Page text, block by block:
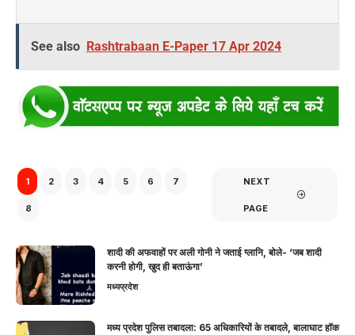
See also Rashtrabaan E-Paper 17 Apr 2024
1 2 3 4 5 6 7
8
NEXT
PAGE
शादी की अफवाहों पर अली गोनी ने जताई ग्लानि, बोले- ‘जब शादी
करनी होगी, खुद ही बताऊंगा’
मध्यप्रदेश
मध्य प्रदेश पुलिस तबादला: 65 अधिकारियों के तबादले, बालाघाट हॉक